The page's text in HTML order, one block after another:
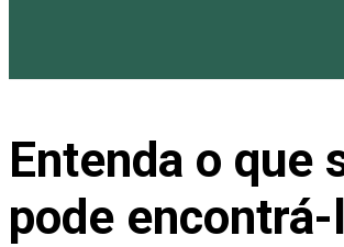
Entenda o que
pode